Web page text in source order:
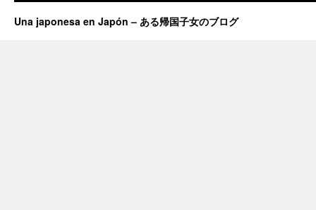
Una japonesa en Japón – ある帰国子女のブログ